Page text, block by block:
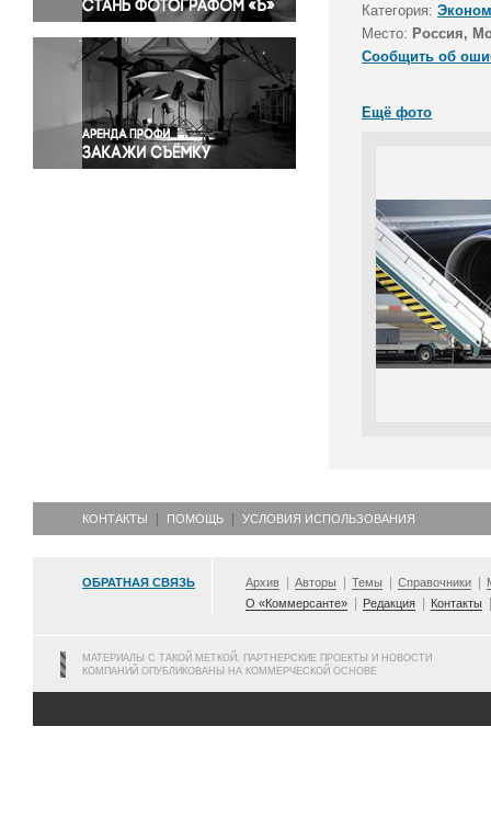
Религия
Светская жизнь
Спорт
Экология
Экономика и бизнес
Категория:
Место: Россия,
Сообщить об
Ещё фото
КОНТАКТЫ ПОМОЩЬ УСЛОВИЯ ИСПОЛЬЗОВАНИЯ
ОБРАТНАЯ СВЯЗЬ Архив Авторы Темы Справочники
О «Коммерсанте»
Редакция Контакты
МАТЕРИАЛЫ С ТАКОЙ МЕТКОЙ, ПАРТНЕРСКИЕ ПРОЕКТЫ И НОВОСТИ
КОМПАНИЙ ОПУБЛИКОВАНЫ НА КОММЕРЧЕСКОЙ ОСНОВЕ